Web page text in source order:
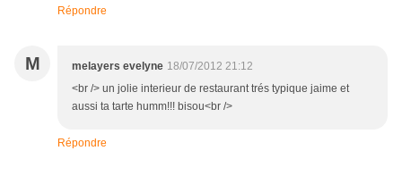
Répondre
M melayers evelyne 18/07/2012 21:12
<br /> un jolie interieur de restaurant trés typique jaime et
aussi ta tarte humm!!! bisou<br />
Répondre